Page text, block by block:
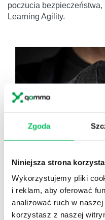
Zgoda
Niniejsza strona
Wykorzystujemy pliki
i reklam, aby oferować
analizować ruch w
korzystasz z naszej
poczucia
Learning Agility.
SZKOLENIA
JEŚLI BĘDZIESZ
BĘDZIESZ MIAŁ WYNIKI